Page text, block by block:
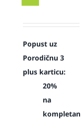
Popust uz
Porodičnu 3
plus karticu:
20%
na
kompletan